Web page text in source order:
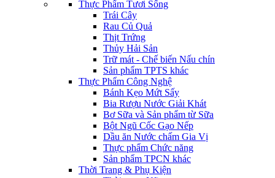
Thực Phẩm Tươi Sống
Trái Cây
Rau Củ Quả
Thịt Trứng
Thủy Hải Sản
Trữ mát - Chế biến Nấu chín
Sản phẩm TPTS khác
Thực Phẩm Công Nghệ
Bánh Kẹo Mứt Sấy
Bia Rượu Nước Giải Khát
Bơ Sữa và Sản phẩm từ Sữa
Bột Ngũ Cốc Gạo Nếp
Dầu ăn Nước chấm Gia Vị
Thực phẩm Chức năng
Sản phẩm TPCN khác
Thời Trang & Phụ Kiện